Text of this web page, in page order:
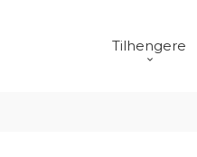
Tilhengere